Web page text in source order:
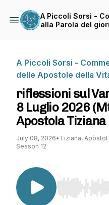
A Piccoli Sorsi -
alla Parola del
A Piccoli Sorsi -
delle Apostole della
riflessioni sul
8 Luglio 2026
Apostola Tiziana
July 08, 2026• Tiziana,
Season 12
Use Left/